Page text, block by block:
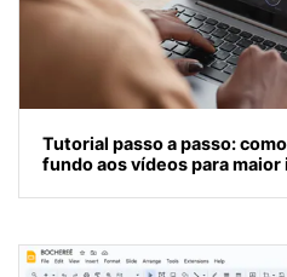
Tutorial passo a passo:
fundo aos vídeos para maior